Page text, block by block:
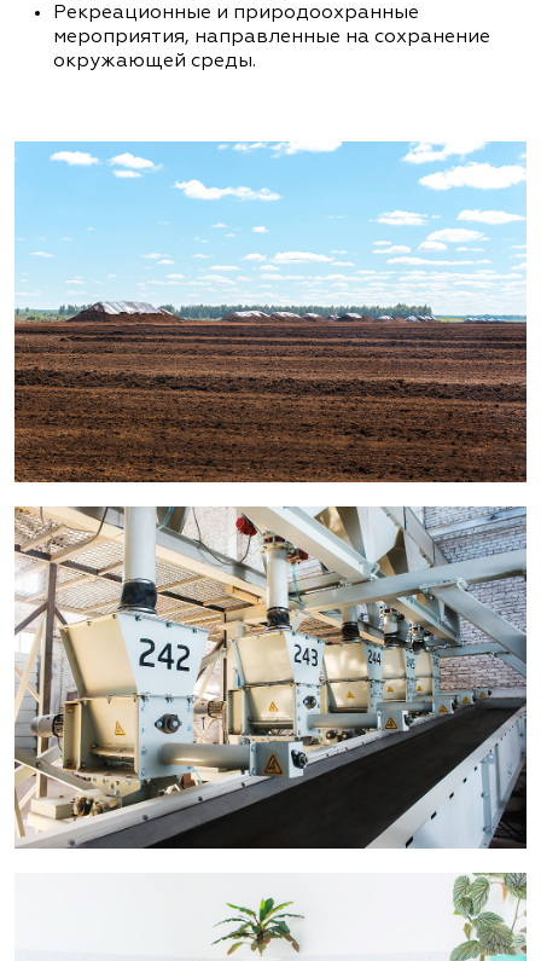
Рекреационные и природоохранные
мероприятия, направленные на сохранение
окружающей среды.